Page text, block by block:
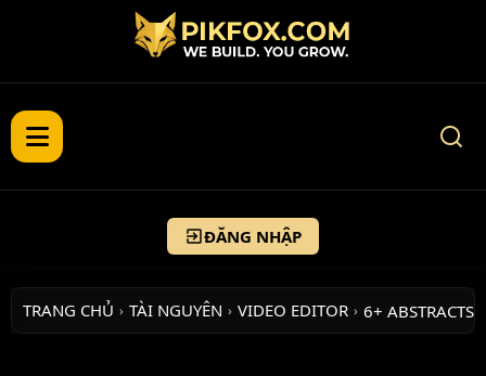
ĐĂNG NHẬP
TRANG CHỦ › TÀI NGUYÊN › VIDEO EDITOR › 6+ ABSTRACTS…